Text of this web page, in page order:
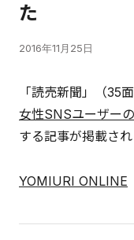
た
2016年11月25日
「読売新聞」（35
女性SNSユーザー
する記事が掲載され
YOMIURI ONLINE